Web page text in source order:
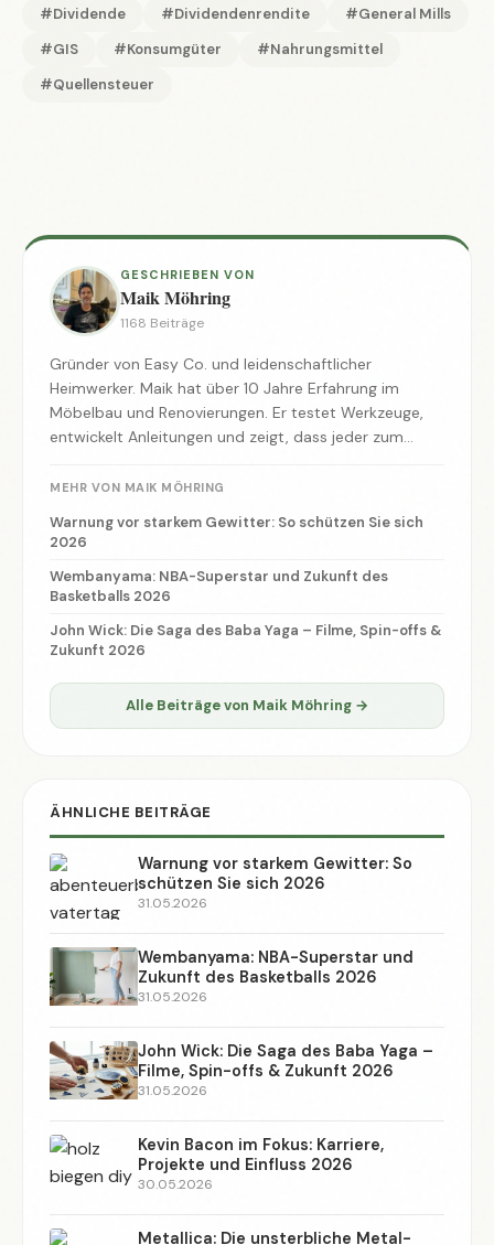
#Dividende
#Dividendenrendite
#General Mills
#GIS
#Konsumgüter
#Nahrungsmittel
#Quellensteuer
GESCHRIEBEN VON
Maik Möhring
1168 Beiträge
Gründer von Easy Co. und leidenschaftlicher
Heimwerker. Maik hat über 10 Jahre Erfahrung im
Möbelbau und Renovierungen. Er testet Werkzeuge,
entwickelt Anleitungen und zeigt, dass jeder zum
MEHR VON MAIK MÖHRING
Warnung vor starkem Gewitter: So schützen Sie sich
2026
Wembanyama: NBA-Superstar und Zukunft des
Basketballs 2026
John Wick: Die Saga des Baba Yaga – Filme, Spin-offs &
Zukunft 2026
Alle Beiträge von Maik Möhring →
ÄHNLICHE BEITRÄGE
Warnung vor starkem Gewitter: So
schützen Sie sich 2026
31.05.2026
Wembanyama: NBA-Superstar und
Zukunft des Basketballs 2026
31.05.2026
John Wick: Die Saga des Baba Yaga –
Filme, Spin-offs & Zukunft 2026
31.05.2026
Kevin Bacon im Fokus: Karriere,
Projekte und Einfluss 2026
30.05.2026
Metallica: Die unsterbliche Metal-